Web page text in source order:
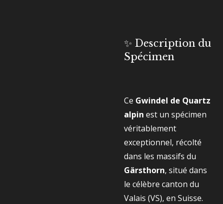
✨ Description du
Spécimen
Ce Gwindel de Quartz
alpin est un spécimen
véritablement
exceptionnel, récolté
dans les massifs du
Gärsthorn, situé dans
le célèbre canton du
Valais (VS), en Suisse.